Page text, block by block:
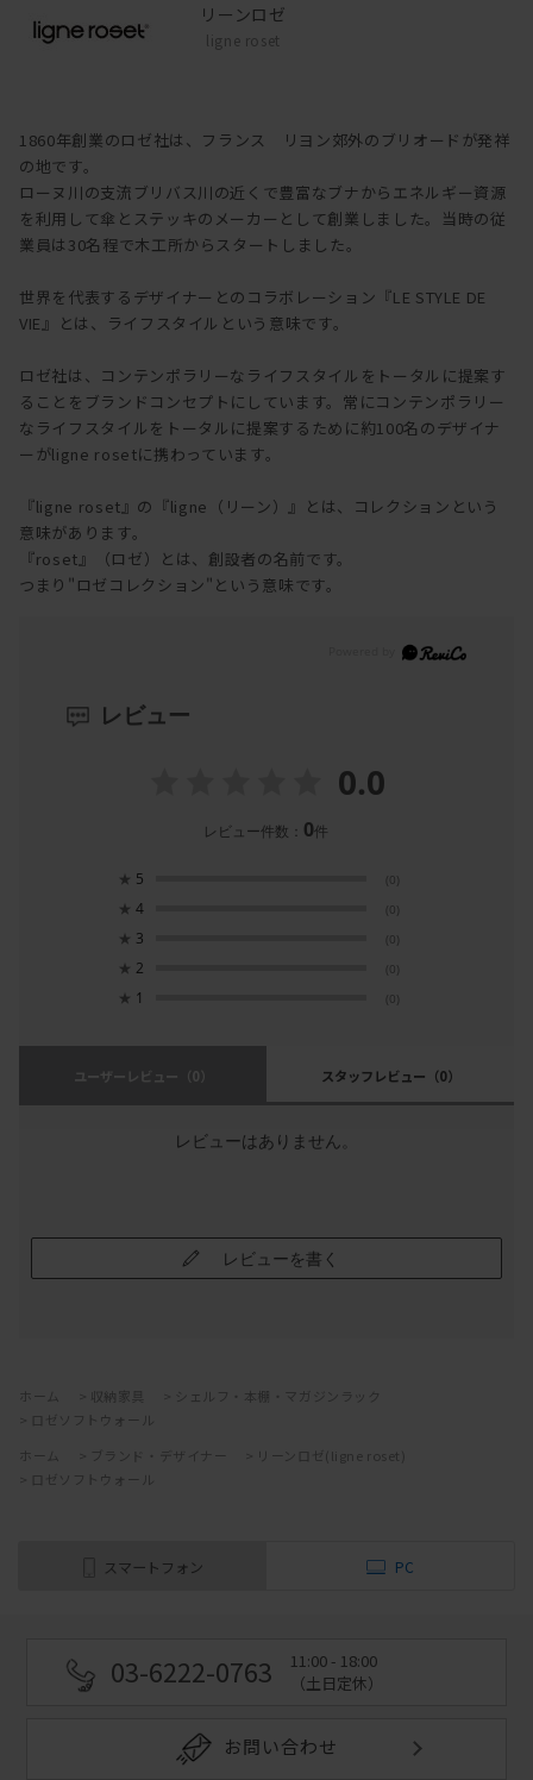
リーンロゼ
ligne roset
1860年創業のロゼ社は、フランス リヨン郊外のブリオードが発祥
の地です。
ローヌ川の支流ブリバス川の近くで豊富なブナからエネルギー資源
を利用して傘とステッキのメーカーとして創業しました。当時の従
業員は30名程で木工所からスタートしました。
世界を代表するデザイナーとのコラボレーション『LE STYLE DE
VIE』とは、ライフスタイルという意味です。
ロゼ社は、コンテンポラリーなライフスタイルをトータルに提案す
ることをブランドコンセプトにしています。常にコンテンポラリー
なライフスタイルをトータルに提案するために約100名のデザイナ
ーがligne rosetに携わっています。
『ligne roset』の『ligne（リーン）』とは、コレクションという
意味があります。
『roset』（ロゼ）とは、創設者の名前です。
つまり"ロゼコレクション"という意味です。
レビュー
0.0
レビュー件数： 0件
★ 5 (0)
★ 4 (0)
★ 3 (0)
★ 2 (0)
★ 1 (0)
ユーザーレビュー （0） スタッフレビュー （0）
レビューはありません。
レビューを書く
ホーム 収納家具
シェルフ・本棚・マガジンラック
ロゼソフトウォール
ホーム
ブランド・デザイナー
リーンロゼ(ligne roset)
ロゼソフトウォール
スマートフォン PC
03-6222-0763
11:00 - 18:00
（土日定休）
お問い合わせ